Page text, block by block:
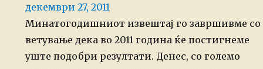
Posted
on
декември 27, 2011
Минатогодишниот извештај го завршивме со
ветување дека во 2011 година ќе постигнеме
уште подобри резултати. Денес, со големо